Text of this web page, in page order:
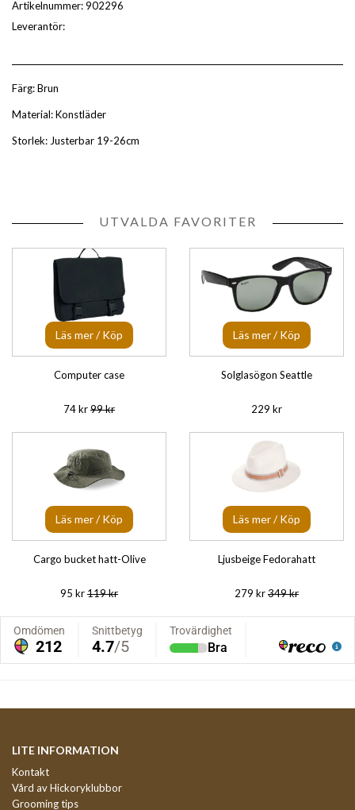
Artikelnummer:902296
Leverantör:
Färg: Brun
Material: Konstläder
Storlek: Justerbar 19-26cm
UTVALDA FAVORITER
Läs mer / Köp
Computer case
74 kr99 kr
Läs mer / Köp
Solglasögon Seattle
229 kr
Läs mer / Köp
Cargo bucket hatt-Olive
95 kr119 kr
Läs mer / Köp
Ljusbeige Fedorahatt
279 kr349 kr
LITE INFORMATION
Kontakt
Vård av Hickoryklubbor
Grooming tips